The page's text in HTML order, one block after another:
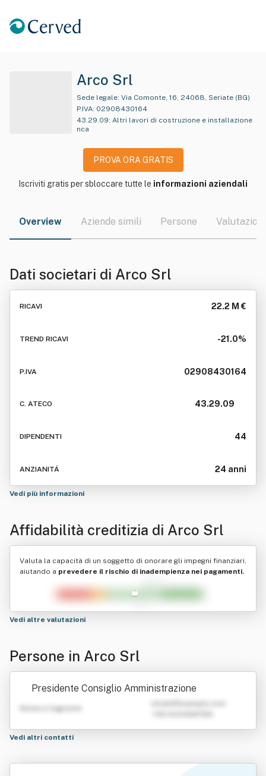
Arco Srl
Sede legale: Via Comonte, 16, 24068, Seriate (BG)
P.IVA: 02908430164
43.29.09: Altri lavori di costruzione e installazione
nca
PROVA ORA GRATIS
Iscriviti gratis per sbloccare tutte le informazioni aziendali
Overview Aziende simili Persone Valutazioni
Dati societari di Arco Srl
RICAVI 22.2 M €
TREND RICAVI -21.0%
P.IVA 02908430164
C. ATECO 43.29.09
DIPENDENTI 44
ANZIANITÁ 24 anni
Vedi più informazioni
Affidabilità creditizia di Arco Srl
Valuta la capacità di un soggetto di onorare gli impegni finanziari,
aiutando a prevedere il rischio di inadempienza nei pagamenti.
Vedi altre valutazioni
Persone in Arco Srl
Presidente Consiglio Amministrazione
Nome e Cognome
Vedi altri contatti